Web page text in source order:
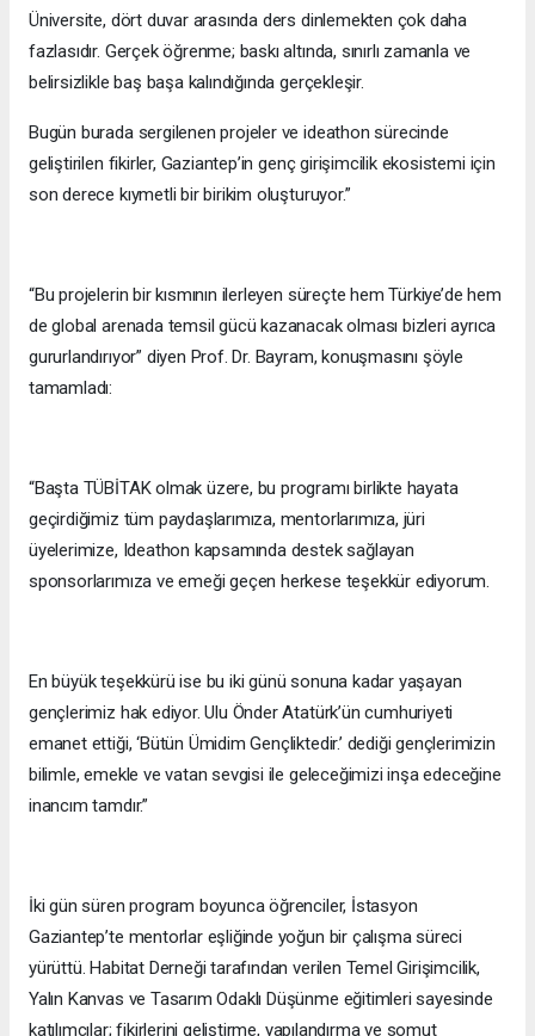
Üniversite, dört duvar arasında ders dinlemekten çok daha
fazlasıdır. Gerçek öğrenme; baskı altında, sınırlı zamanla ve
belirsizlikle baş başa kalındığında gerçekleşir.
Bugün burada sergilenen projeler ve ideathon sürecinde
geliştirilen fikirler, Gaziantep’in genç girişimcilik ekosistemi için
son derece kıymetli bir birikim oluşturuyor.”
“Bu projelerin bir kısmının ilerleyen süreçte hem Türkiye’de hem
de global arenada temsil gücü kazanacak olması bizleri ayrıca
gururlandırıyor” diyen Prof. Dr. Bayram, konuşmasını şöyle
tamamladı:
“Başta TÜBİTAK olmak üzere, bu programı birlikte hayata
geçirdiğimiz tüm paydaşlarımıza, mentorlarımıza, jüri
üyelerimize, Ideathon kapsamında destek sağlayan
sponsorlarımıza ve emeği geçen herkese teşekkür ediyorum.
En büyük teşekkürü ise bu iki günü sonuna kadar yaşayan
gençlerimiz hak ediyor. Ulu Önder Atatürk’ün cumhuriyeti
emanet ettiği, ‘Bütün Ümidim Gençliktedir.’ dediği gençlerimizin
bilimle, emekle ve vatan sevgisi ile geleceğimizi inşa edeceğine
inancım tamdır.”
İki gün süren program boyunca öğrenciler, İstasyon
Gaziantep’te mentorlar eşliğinde yoğun bir çalışma süreci
yürüttü. Habitat Derneği tarafından verilen Temel Girişimcilik,
Yalın Kanvas ve Tasarım Odaklı Düşünme eğitimleri sayesinde
katılımcılar; fikirlerini geliştirme, yapılandırma ve somut